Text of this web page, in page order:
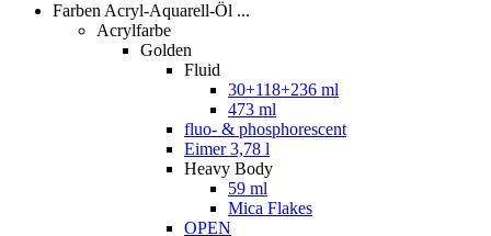
Farben Acryl-Aquarell-Öl ...
Acrylfarbe
Golden
Fluid
30+118+236 ml
473 ml
fluo- & phosphorescent
Eimer 3,78 l
Heavy Body
59 ml
Mica Flakes
OPEN